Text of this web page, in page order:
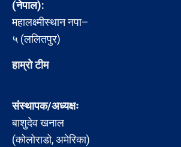
(नेपाल):
महालक्ष्मीस्थान नपा–
५ (ललितपुर)
हाम्रो टीम
संस्थापक/अध्यक्षः
बाशुदेव खनाल
(कोलोराडो, अमेरिका)